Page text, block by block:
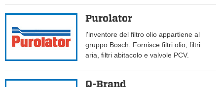
Purolator
l'inventore del filtro olio appartiene al
gruppo Bosch. Fornisce filtri olio, filtri
aria, filtri abitacolo e valvole PCV.
Q-Brand